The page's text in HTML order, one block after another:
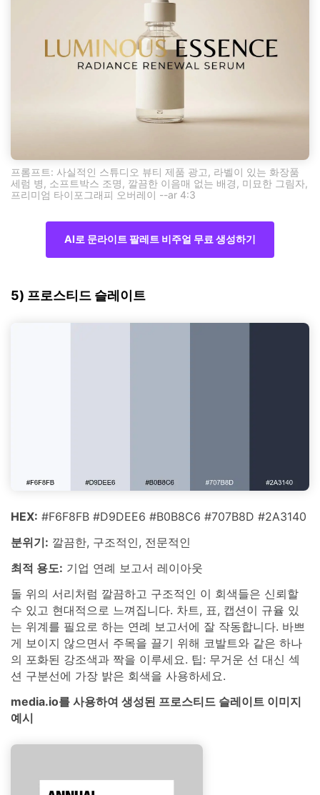
프롬프트: 사실적인 스튜디오 뷰티 제품 광고, 라벨이 있는 화장품
세럼 병, 소프트박스 조명, 깔끔한 이음매 없는 배경, 미묘한 그림자,
프리미엄 타이포그래피 오버레이 --ar 4:3
AI로 문라이트 팔레트 비주얼 무료 생성하기
5) 프로스티드 슬레이트
HEX: #F6F8FB #D9DEE6 #B0B8C6 #707B8D #2A3140
분위기: 깔끔한, 구조적인, 전문적인
최적 용도: 기업 연례 보고서 레이아웃
돌 위의 서리처럼 깔끔하고 구조적인 이 회색들은 신뢰할
수 있고 현대적으로 느껴집니다. 차트, 표, 캡션이 규율 있
는 위계를 필요로 하는 연례 보고서에 잘 작동합니다. 바쁘
게 보이지 않으면서 주목을 끌기 위해 코발트와 같은 하나
의 포화된 강조색과 짝을 이루세요. 팁: 무거운 선 대신 섹
션 구분선에 가장 밝은 회색을 사용하세요.
media.io를 사용하여 생성된 프로스티드 슬레이트 이미지
예시